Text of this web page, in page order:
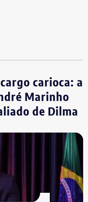
carioca: a
Marinho
de Dilma